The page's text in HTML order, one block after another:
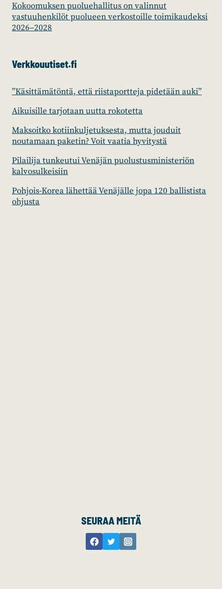
Kokoomuksen puoluehallitus on valinnut
vastuuhenkilöt puolueen verkostoille toimikaudeksi
2026–2028
Verkkouutiset.fi
”Käsittämätöntä, että riistaportteja pidetään auki”
Aikuisille tarjotaan uutta rokotetta
Maksoitko kotiinkuljetuksesta, mutta jouduit
noutamaan paketin? Voit vaatia hyvitystä
Pilailija tunkeutui Venäjän puolustusministeriön
kalvosulkeisiin
Pohjois-Korea lähettää Venäjälle jopa 120 ballistista
ohjusta
SEURAA MEITÄ